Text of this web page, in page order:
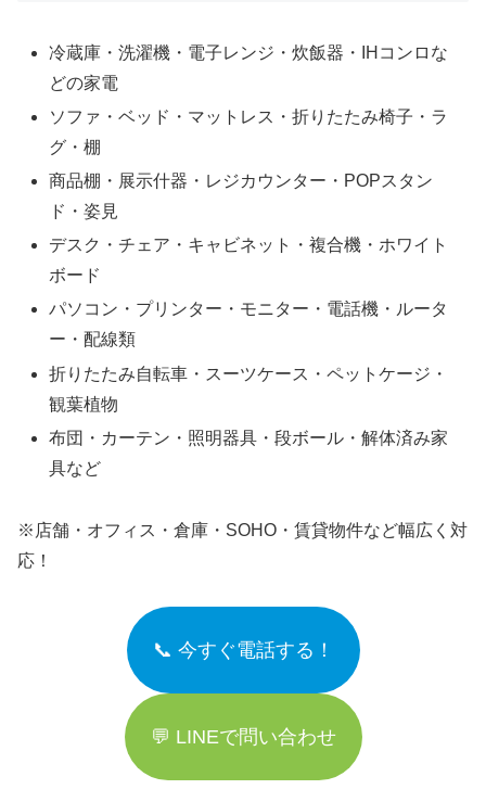
冷蔵庫・洗濯機・電子レンジ・炊飯器・IHコンロな
どの家電
ソファ・ベッド・マットレス・折りたたみ椅子・ラ
グ・棚
商品棚・展示什器・レジカウンター・POPスタン
ド・姿見
デスク・チェア・キャビネット・複合機・ホワイト
ボード
パソコン・プリンター・モニター・電話機・ルータ
ー・配線類
折りたたみ自転車・スーツケース・ペットケージ・
観葉植物
布団・カーテン・照明器具・段ボール・解体済み家
具など
※店舗・オフィス・倉庫・SOHO・賃貸物件など幅広く対
応！
📞 今すぐ電話する！
💬 LINEで問い合わせ